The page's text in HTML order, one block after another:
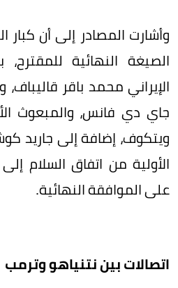
وأشارت المصادر إلى أن
الصيغة النهائية
الإيراني محمد باقر
جاي دي فانس، والمبعوث
ويتكوف، إضافة إلى جاريد
الأولية من اتفاق السلام
على الموافقة النهائية.
اتصالات بين نتنياهو وترمب